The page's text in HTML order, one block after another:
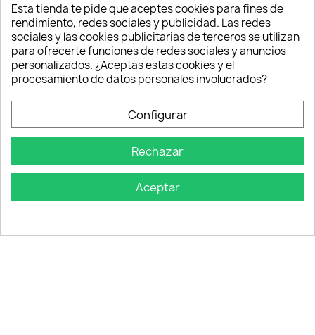
Nuestro partner en Alemania:Top Amenities
Kontakt
Intercabo Soluciones S.L.
C/ Retama 60
info@bio-amenities.com
English Deutsch
Français
Esta tienda te pide que aceptes cookies para fines de
rendimiento, redes sociales y publicidad. Las redes
sociales y las cookies publicitarias de terceros se utilizan
para ofrecerte funciones de redes sociales y anuncios
personalizados. ¿Aceptas estas cookies y el
procesamiento de datos personales involucrados?
Configurar
Rechazar
Aceptar